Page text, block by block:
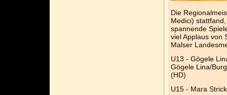
Die
Medici)
spannende
viel Applaus von
Malser
U13 - Gögele
Gögele Lina/
(HD)
U15 - Mara